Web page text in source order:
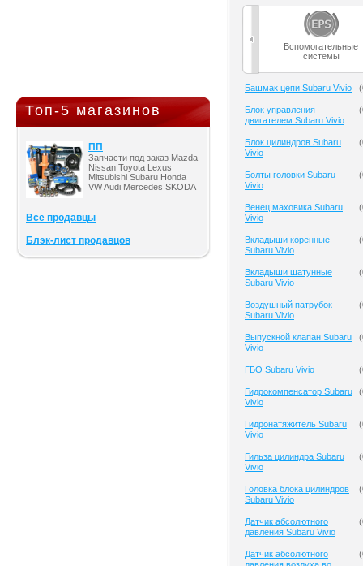
Топ-5 магазинов
ПП
Запчасти под заказ Mazda
Nissan Toyota Lexus
Mitsubishi Subaru Honda
VW Audi Mercedes SKODA
Все продавцы
Блэк-лист продавцов
Вспомогательные
системы
Башмак цепи Subaru Vivio (
Блок управления
двигателем Subaru Vivio
(
Блок цилиндров Subaru
Vivio
(
Болты головки Subaru
Vivio
(
Венец маховика Subaru
Vivio
(
Вкладыши коренные
Subaru Vivio
(
Вкладыши шатунные
Subaru Vivio
(
Воздушный патрубок
Subaru Vivio
(
Выпускной клапан Subaru
Vivio
(
ГБО Subaru Vivio (
Гидрокомпенсатор Subaru
Vivio
(
Гидронатяжитель Subaru
Vivio
(
Гильза цилиндра Subaru
Vivio
(
Головка блока цилиндров
Subaru Vivio
(
Датчик абсолютного
давления Subaru Vivio
(
Датчик абсолютного
(